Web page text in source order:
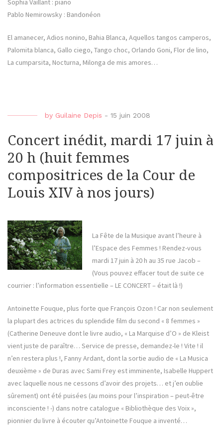
Sophia Vaillant : piano
Pablo Nemirowsky : Bandonéon
El amanecer, Adios nonino, Bahia Blanca, Aquellos tangos camperos,
Palomita blanca, Gallo ciego, Tango choc, Orlando Goni, Flor de lino,
La cumparsita, Nocturna, Milonga de mis amores…
by Guilaine Depis - 15 juin 2008
Concert inédit, mardi 17 juin à
20 h (huit femmes
compositrices de la Cour de
Louis XIV à nos jours)
La Fête de la Musique avant l’heure à
l’Espace des Femmes ! Rendez-vous
mardi 17 juin à 20 h au 35 rue Jacob –
(Vous pouvez effacer tout de suite ce
courrier : l’information essentielle – LE CONCERT – était là !)
Antoinette Fouque, plus forte que François Ozon ! Car non seulement
la plupart des actrices du splendide film du second « 8 femmes »
(Catherine Deneuve dont le livre audio, « La Marquise d’O » de Kleist
vient juste de paraître… Service de presse, demandez-le ! Vite ! il
n’en restera plus !, Fanny Ardant, dont la sortie audio de « La Musica
deuxième » de Duras avec Sami Frey est imminente, Isabelle Huppert
avec laquelle nous ne cessons d’avoir des projets… et j’en oublie
sûrement) ont été puisées (au moins pour l’inspiration – peut-être
inconsciente ! -) dans notre catalogue « Bibliothèque des Voix »,
pionnier du livre à écouter qu’Antoinette Fouque a inventé…